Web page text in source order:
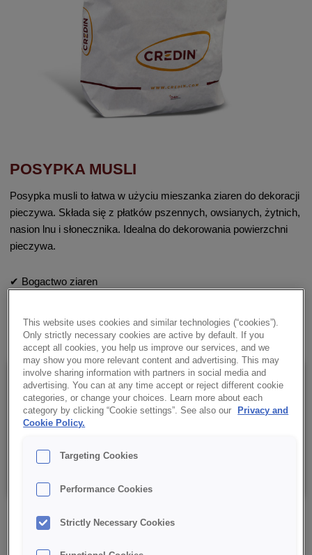
POSYPKA MUSLI
Posypka musli to łatwa w użyciu mieszanka ziaren do dekoracji
pieczywa. Składa się z płatków pszennych, owsianych, żytnich,
nasion lnu i słonecznika. Idealna do dekorowania powierzchni
pieczywa.
✔ Bogactwo ziaren
✔ Wszechstronność
Szczegóły
Opakowanie: 15 kg netto;
This website uses cookies and similar technologies (“cookies”).
Only strictly necessary cookies are active by default. If you
accept all cookies, you help us improve our services, and we
may show you more relevant content and advertising. This may
involve sharing information with partners in social media and
advertising. You can at any time accept or reject different cookie
categories, or change your choices. Learn more about each
category by clicking “Cookie settings”. See also our
Privacy and
Cookie Policy.
Targeting Cookies
Performance Cookies
Strictly Necessary Cookies